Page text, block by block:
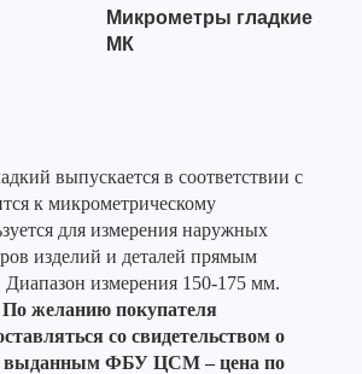
Микрометры гладкие
МК
выпускается в соответствии с
к микрометрическому
для измерения наружных
изделий и деталей прямым
измерения 150-175 мм.
По желанию покупателя
со свидетельством о
выданным ФБУ ЦСМ – цена по